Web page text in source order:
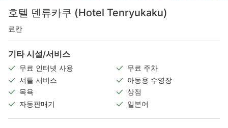
호텔 덴류카쿠 (Hotel Tenryukaku)
료칸
기타 시설/서비스
무료 인터넷 사용
무료 주차
셔틀 서비스
아동용 수영장
목욕
상점
자동판매기
일본어